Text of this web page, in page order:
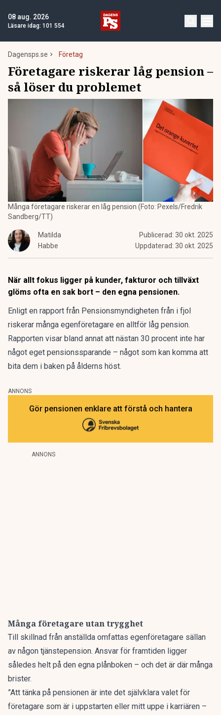
08 aug. 2026
Läsare idag: 101 554
Dagensps.se Företag
Företagare riskerar låg pension –
så löser du problemet
Många företagare riskerar en låg pension (Foto: Pexels/Fredrik
Sandberg/TT)
Matilda
Habbe
Publicerad: 30 okt. 2025
Uppdaterad: 30 okt. 2025
När allt fokus ligger på kunder, fakturor och tillväxt
glöms ofta en sak bort – den egna pensionen.
Enligt en rapport från Pensionsmyndigheten från i fjol
riskerar många egenföretagare en alltför låg pension.
Rapporten visar bland annat att nästan 30 procent inte har
något eget pensionssparande – något som kan komma att
bita dem i baken på ålderns höst.
ANNONS
Gör pensionen enklare att förstå och hantera
ANNONS
Många företagare utan trygghet
Till skillnad från anställda omfattas egenföretagare sällan
av någon tjänstepension. Ansvar för framtiden ligger
således helt på den egna plånboken – och det är där många
brister.
”Att tänka på pensionen är inte det självklara valet för
företagare som är i uppstarten eller mitt uppe i karriären –